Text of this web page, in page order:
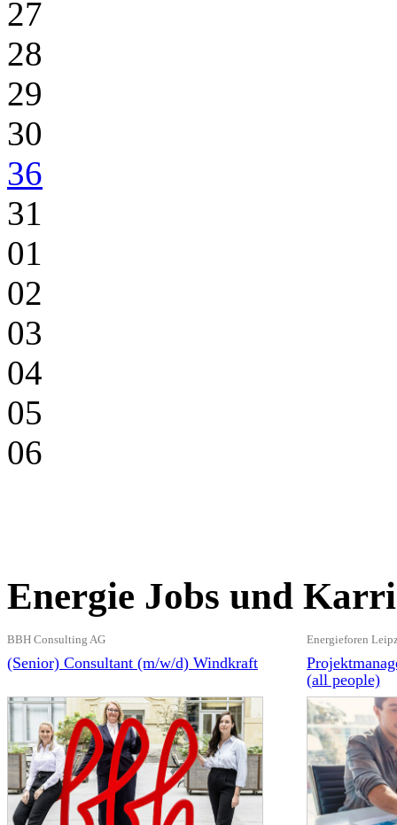
27
28
29
30
36
31
01
02
03
04
05
06
Energie Jobs und
BBH Consulting AG
(Senior) Consultant (m/w/d) Windkraft
Energieforen
(all people)